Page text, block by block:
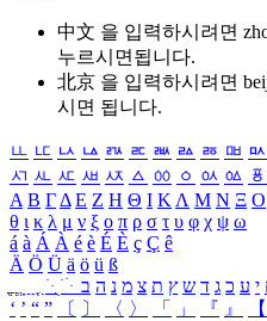
中文 을 입력하시려면
누르시면됩니다.
北京 을 입력하시려면
시면 됩니다.
ㅥ ㅦ ㅧ ㅨ ㅩ ㅪ ㅫ ㅬ ㅭ ㅮ ㅯ
ㅺ ㅻ ㅼ ㅽ ㅾ ㅿ ㆀ ㆁ ㆂ ㆃ ㆄ
Α Β ΓΔ Ε Ζ Η Θ Ι ΚΛ Μ Ν Ξ Ο
θ ι κ λ μ ν ξ ο π ρ σ τ υ φ χ ψ ω
á à Á À é è É È ç Ç ê
Ä Ö Ü ä ö ü ß
ִֶֹ ֻּ ׁׂ י ע כ ג ד ש ץ ת צ מ נ ה ב
‘ ’ “ ” 〔 〕 〈 〉 「 」 『 』 【